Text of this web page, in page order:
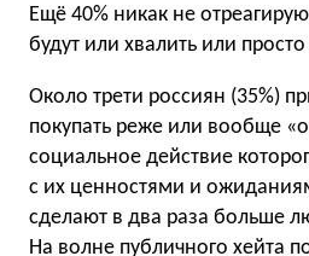
Ещё 40% никак не
будут или хвалить или
Около трети россиян (35%)
покупать реже или вообще
социальное действие
с их ценностями и
сделают в два раза больше
На волне публичного хейта